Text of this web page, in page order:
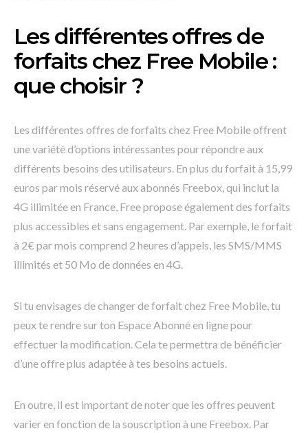
Les différentes offres de
forfaits chez Free Mobile :
que choisir ?
Les différentes offres de forfaits chez Free Mobile offrent
une variété d’options intéressantes pour répondre aux
différents besoins des utilisateurs. En plus du forfait à 15,99
euros par mois réservé aux abonnés Freebox, qui inclut la
4G illimitée en France, Free propose également des forfaits
plus accessibles et sans engagement. Par exemple, le forfait
à 2€ par mois comprend 2 heures d’appels, les SMS/MMS
illimités et 50 Mo de données en 4G.
Si tu envisages de changer de forfait chez Free Mobile, tu
peux te rendre sur ton Espace Abonné en ligne pour
effectuer la modification. Cela te permettra de bénéficier
d’une offre plus adaptée à tes besoins actuels.
En outre, il est important de noter que les offres peuvent
varier en fonction de la souscription à une Freebox. Par